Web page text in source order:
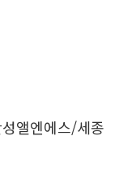
앨엔에스/세종